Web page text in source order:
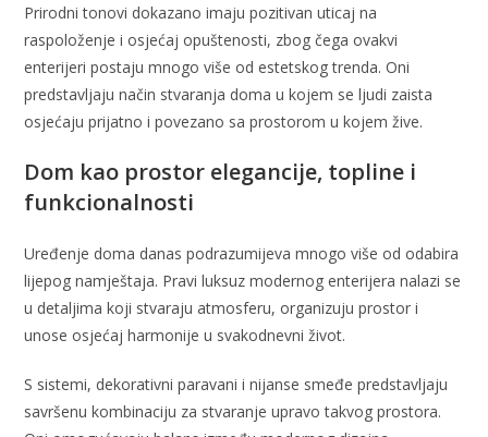
Prirodni tonovi dokazano imaju pozitivan uticaj na
raspoloženje i osjećaj opuštenosti, zbog čega ovakvi
enterijeri postaju mnogo više od estetskog trenda. Oni
predstavljaju način stvaranja doma u kojem se ljudi zaista
osjećaju prijatno i povezano sa prostorom u kojem žive.
Dom kao prostor elegancije, topline i
funkcionalnosti
Uređenje doma danas podrazumijeva mnogo više od odabira
lijepog namještaja. Pravi luksuz modernog enterijera nalazi se
u detaljima koji stvaraju atmosferu, organizuju prostor i
unose osjećaj harmonije u svakodnevni život.
S sistemi, dekorativni paravani i nijanse smeđe predstavljaju
savršenu kombinaciju za stvaranje upravo takvog prostora.